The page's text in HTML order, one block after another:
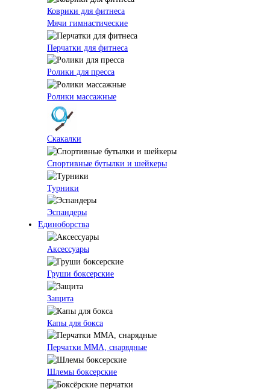
Коврики для фитнеса
Мячи гимнастические
Перчатки для фитнеса
Ролики для пресса
Ролики массажные
Скакалки
Спортивные бутылки и шейкеры
Турники
Эспандеры
Единоборства
Аксессуары
Груши боксерские
Защита
Капы для бокса
Перчатки ММА, снарядные
Шлемы боксерские